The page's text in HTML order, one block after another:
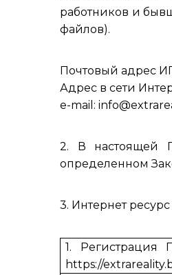
работников и
файлов).
Почтовый адрес
Адрес в сети
e-mail:
2. В настоящей
определенном
3. Интернет
1. Регистрация
https://